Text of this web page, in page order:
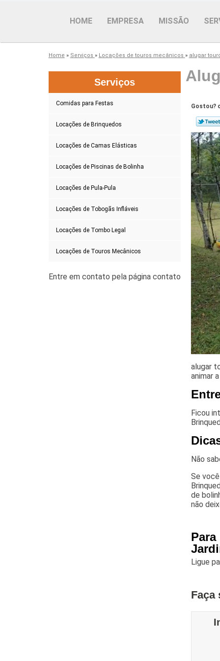
HOME EMPRESA MISSÃO
Home » Serviços » Locações de touros mecânicos » alugar
Serviços
Comidas para Festas
Locações de Brinquedos
Locações de Camas Elásticas
Locações de Piscinas de Bolinha
Locações de Pula-Pula
Locações de Tobogãs Infláveis
Locações de Tombo Legal
Locações de Touros Mecânicos
Gostou?
alugar
animar
Ficou
Não
Se
de
não
Ligue
Faça